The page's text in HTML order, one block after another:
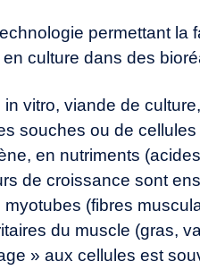
permettant
culture dans des
in vitro,viande de culture
souches ou de
en nutriments
de croissance sont
(fibres
du muscle (gras,
» aux cellules est